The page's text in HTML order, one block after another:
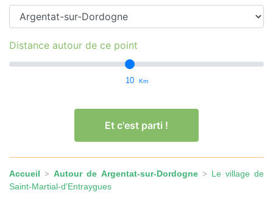
Distance autour de ce point
10 Km
Et c'est parti !
Accueil >Autour de Argentat-sur-Dordogne> Le village de
Saint-Martial-d'Entraygues